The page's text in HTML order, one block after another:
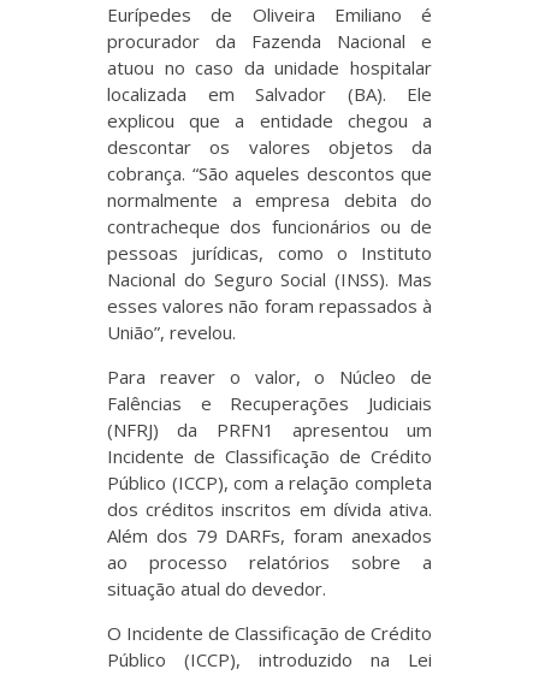
Eurípedes de Oliveira Emiliano é
procurador da Fazenda Nacional e
atuou no caso da unidade hospitalar
localizada em Salvador (BA). Ele
explicou que a entidade chegou a
descontar os valores objetos da
cobrança. “São aqueles descontos que
normalmente a empresa debita do
contracheque dos funcionários ou de
pessoas jurídicas, como o Instituto
Nacional do Seguro Social (INSS). Mas
esses valores não foram repassados à
União”, revelou.
Para reaver o valor, o Núcleo de
Falências e Recuperações Judiciais
(NFRJ) da PRFN1 apresentou um
Incidente de Classificação de Crédito
Público (ICCP), com a relação completa
dos créditos inscritos em dívida ativa.
Além dos 79 DARFs, foram anexados
ao processo relatórios sobre a
situação atual do devedor.
O Incidente de Classificação de Crédito
Público (ICCP), introduzido na Lei